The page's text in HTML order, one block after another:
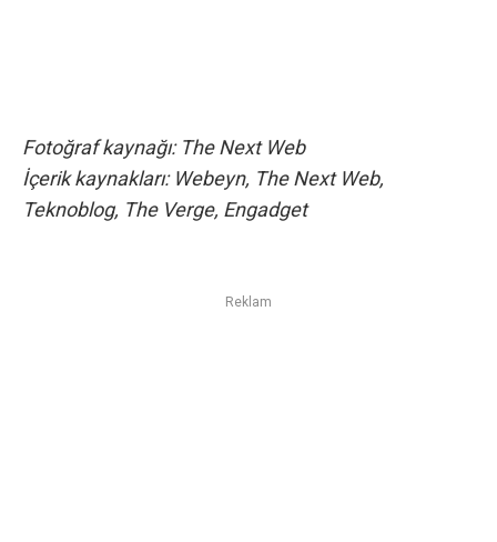
Fotoğraf kaynağı: The Next Web
İçerik kaynakları: Webeyn, The Next Web,
Teknoblog, The Verge, Engadget
Reklam